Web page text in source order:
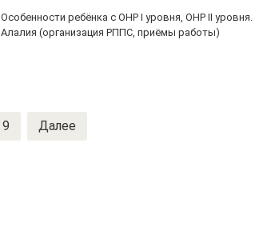
Особенности ребёнка с ОНР I уровня, ОНР II уровня.
Алалия (организация РППС, приёмы работы)
9 Далее